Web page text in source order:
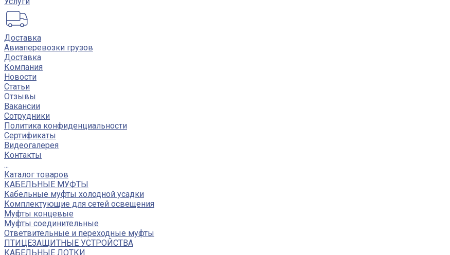
Доставка
Авиаперевозки грузов
Доставка
Компания
Новости
Статьи
Отзывы
Вакансии
Сотрудники
Политика конфиденциальности
Сертификаты
Видеогалерея
Контакты
...
Каталог товаров
КАБЕЛЬНЫЕ МУФТЫ
Кабельные муфты холодной усадки
Комплектующие для сетей освещения
Муфты концевые
Муфты соединительные
Ответвительные и переходные муфты
ПТИЦЕЗАЩИТНЫЕ УСТРОЙСТВА
КАБЕЛЬНЫЕ ЛОТКИ